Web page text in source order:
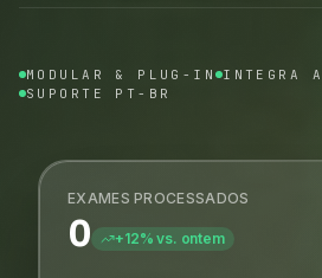
MODULAR & PLUG-IN INTEGRA
SUPORTE PT-BR
EXAMES PROCESSADOS
0 +12% vs. ontem